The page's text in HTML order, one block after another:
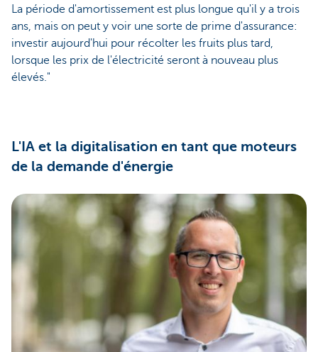
La période d'amortissement est plus longue qu'il y a trois
ans, mais on peut y voir une sorte de prime d'assurance:
investir aujourd'hui pour récolter les fruits plus tard,
lorsque les prix de l'électricité seront à nouveau plus
élevés."
L'IA et la digitalisation en tant que moteurs
de la demande d'énergie